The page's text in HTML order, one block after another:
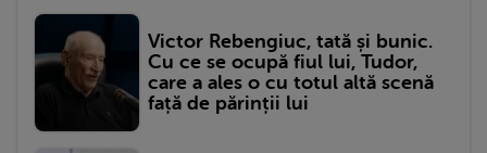
Victor Rebengiuc, tată și bunic.
Cu ce se ocupă fiul lui, Tudor,
care a ales o cu totul altă scenă
față de părinții lui